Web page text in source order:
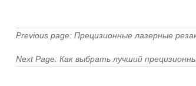
Previous page: Прецизионные лазерные
Next Page: Как выбрать лучший